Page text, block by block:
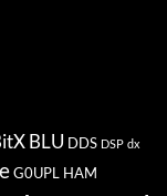
BLU DDS DSP dx
G0UPL HAM